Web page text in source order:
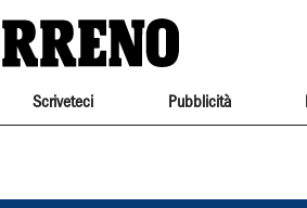
Scriveteci Pubblicità